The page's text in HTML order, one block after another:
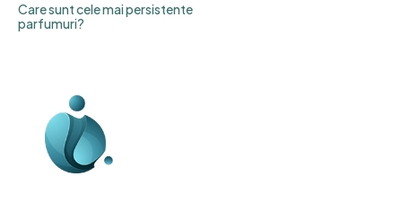
Care sunt cele mai persistente
parfumuri?